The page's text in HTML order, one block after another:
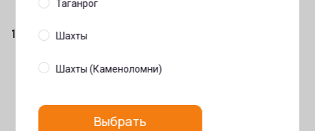
139
Таганрог
Шахты
Шахты (Каменоломни)
Выбрать